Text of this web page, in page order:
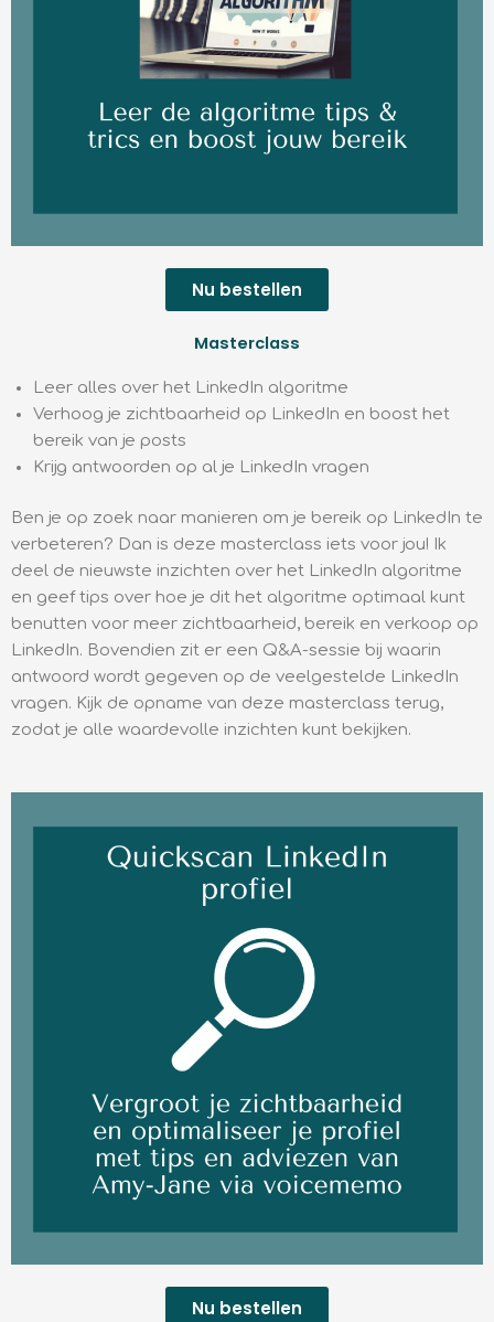
Nu bestellen
Masterclass
Leer alles over het LinkedIn algoritme
Verhoog je zichtbaarheid op LinkedIn en boost het
bereik van je posts
Krijg antwoorden op al je LinkedIn vragen
Ben je op zoek naar manieren om je bereik op LinkedIn te
verbeteren? Dan is deze masterclass iets voor jou! Ik
deel de nieuwste inzichten over het LinkedIn algoritme
en geef tips over hoe je dit het algoritme optimaal kunt
benutten voor meer zichtbaarheid, bereik en verkoop op
LinkedIn. Bovendien zit er een Q&A-sessie bij waarin
antwoord wordt gegeven op de veelgestelde LinkedIn
vragen. Kijk de opname van deze masterclass terug,
zodat je alle waardevolle inzichten kunt bekijken.
Nu bestellen